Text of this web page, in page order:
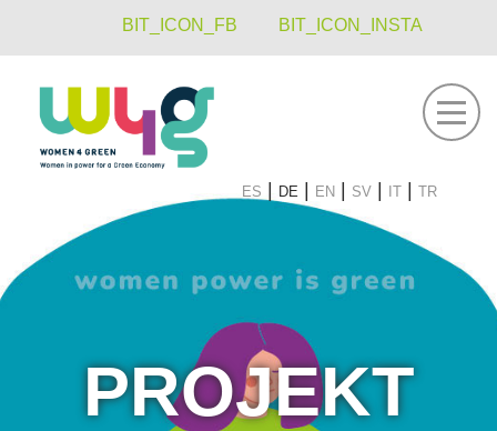
BIT_ICON_FB BIT_ICON_INSTA
es de en sv it tr
PROJEKT